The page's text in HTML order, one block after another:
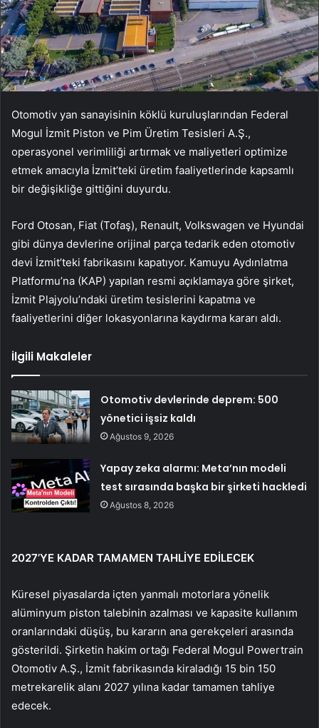
Otomotiv yan sanayisinin köklü kuruluşlarından Federal
Mogul İzmit Piston ve Pim Üretim Tesisleri A.Ş.,
operasyonel verimliliği artırmak ve maliyetleri optimize
etmek amacıyla İzmit’teki üretim faaliyetlerinde kapsamlı
bir değişikliğe gittiğini duyurdu.
Ford Otosan, Fiat (Tofaş), Renault, Volkswagen ve Hyundai
gibi dünya devlerine orijinal parça tedarik eden otomotiv
devi İzmit’teki fabrikasını kapatıyor. Kamuyu Aydınlatma
Platformu’na (KAP) yapılan resmi açıklamaya göre şirket,
İzmit Plajyolu’ndaki üretim tesislerini kapatma ve
faaliyetlerini diğer lokasyonlarına kaydırma kararı aldı.
İlgili Makaleler
Otomotiv devlerinde deprem: 500
yönetici işsiz kaldı
Ağustos 9, 2026
Yapay zeka alarmı: Meta’nın modeli
test sırasında başka bir şirketi hackledi
Ağustos 8, 2026
2027’YE KADAR TAMAMEN TAHLİYE EDİLECEK
Küresel piyasalarda içten yanmalı motorlara yönelik
alüminyum piston talebinin azalması ve kapasite kullanım
oranlarındaki düşüş, bu kararın ana gerekçeleri arasında
gösterildi. Şirketin hakim ortağı Federal Mogul Powertrain
Otomotiv A.Ş., İzmit fabrikasında kiraladığı 15 bin 150
metrekarelik alanı 2027 yılına kadar tamamen tahliye
edecek.